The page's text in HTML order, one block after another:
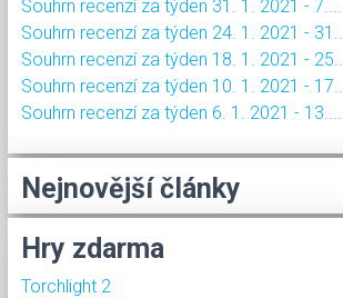
Souhrn recenzí za týden 31. 1. 2021 - 7....
Souhrn recenzí za týden 24. 1. 2021 - 31....
Souhrn recenzí za týden 18. 1. 2021 - 25....
Souhrn recenzí za týden 10. 1. 2021 - 17....
Souhrn recenzí za týden 6. 1. 2021 - 13....
Nejnovější články
Hry zdarma
Torchlight 2